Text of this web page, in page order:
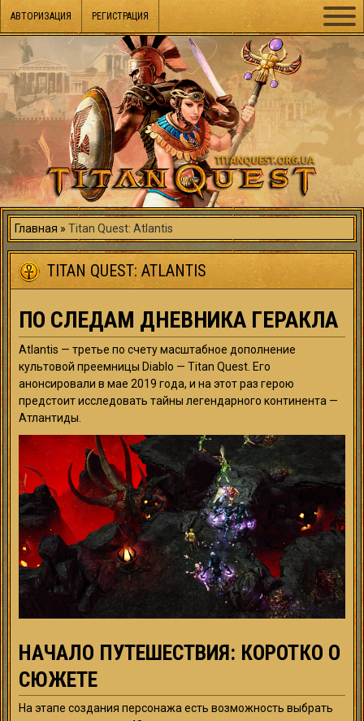
АВТОРИЗАЦИЯ РЕГИСТРАЦИЯ
Главная Titan Quest: Atlantis
TITAN QUEST: ATLANTIS
ПО СЛЕДАМ ДНЕВНИКА ГЕРАКЛА
Atlantis — третье по счету масштабное дополнение
культовой преемницы Diablo — Titan Quest. Его
анонсировали в мае 2019 года, и на этот раз герою
предстоит исследовать тайны легендарного континента —
Атлантиды.
НАЧАЛО ПУТЕШЕСТВИЯ: КОРОТКО О
СЮЖЕТЕ
На этапе создания персонажа есть возможность выбрать